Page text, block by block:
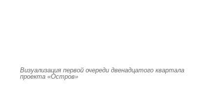
Визуализация первой очереди двенадцатого квартала
проекта «Остров»